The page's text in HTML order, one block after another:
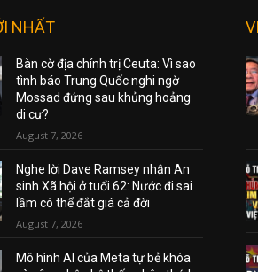
NHẤT
Bàn cờ địa chính trị Ceuta: Vì sao
tình báo Trung Quốc nghi ngờ
Mossad đứng sau khủng hoảng
di cư?
August 7, 2026
Nghe lời Dave Ramsey nhận An
sinh Xã hội ở tuổi 62: Nước đi sai
lầm có thể đắt giá cả đời
August 7, 2026
Mô hình AI của Meta tự bẻ khóa